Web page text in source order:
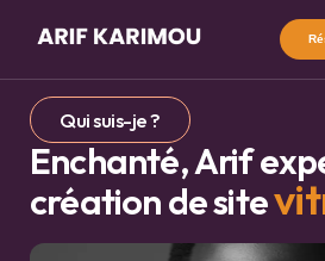
Réalisations
Prestations
Ressources
Formations
Qui suis-je ?
Enchanté, Arif
création de site